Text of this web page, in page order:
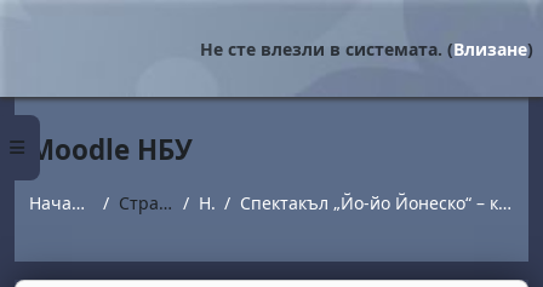
Страничен панел
Не сте влезли в системата. (Влизане)
Moodle НБУ
Начална страница Страници от сайта Новини Спектакъл „Йо-йо Йонеско“ – композиция от 5 едноактни пиеси на Йожен Йонеско